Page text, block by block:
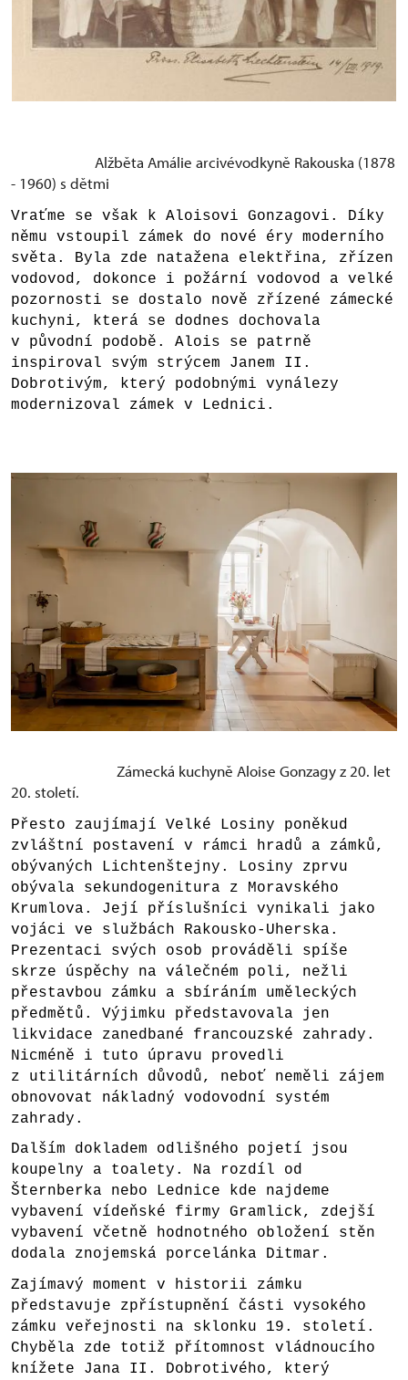
Alžběta Amálie arcivévodkyně Rakouska (1878
- 1960) s dětmi
Vraťme se však k Aloisovi Gonzagovi. Díky
němu vstoupil zámek do nové éry moderního
světa. Byla zde natažena elektřina, zřízen
vodovod, dokonce i požární vodovod a velké
pozornosti se dostalo nově zřízené zámecké
kuchyni, která se dodnes dochovala
v původní podobě. Alois se patrně
inspiroval svým strýcem Janem II.
Dobrotivým, který podobnými vynálezy
modernizoval zámek v Lednici.
Zámecká kuchyně Aloise Gonzagy z 20. let
20. století.
Přesto zaujímají Velké Losiny poněkud
zvláštní postavení v rámci hradů a zámků,
obývaných Lichtenštejny. Losiny zprvu
obývala sekundogenitura z Moravského
Krumlova. Její příslušníci vynikali jako
vojáci ve službách Rakousko-Uherska.
Prezentaci svých osob prováděli spíše
skrze úspěchy na válečném poli, nežli
přestavbou zámku a sbíráním uměleckých
předmětů. Výjimku představovala jen
likvidace zanedbané francouzské zahrady.
Nicméně i tuto úpravu provedli
z utilitárních důvodů, neboť neměli zájem
obnovovat nákladný vodovodní systém
zahrady.
Dalším dokladem odlišného pojetí jsou
koupelny a toalety. Na rozdíl od
Šternberka nebo Lednice kde najdeme
vybavení vídeňské firmy Gramlick, zdejší
vybavení včetně hodnotného obložení stěn
dodala znojemská porcelánka Ditmar.
Zajímavý moment v historii zámku
představuje zpřístupnění části vysokého
zámku veřejnosti na sklonku 19. století.
Chyběla zde totiž přítomnost vládnoucího
knížete Jana II. Dobrotivého, který